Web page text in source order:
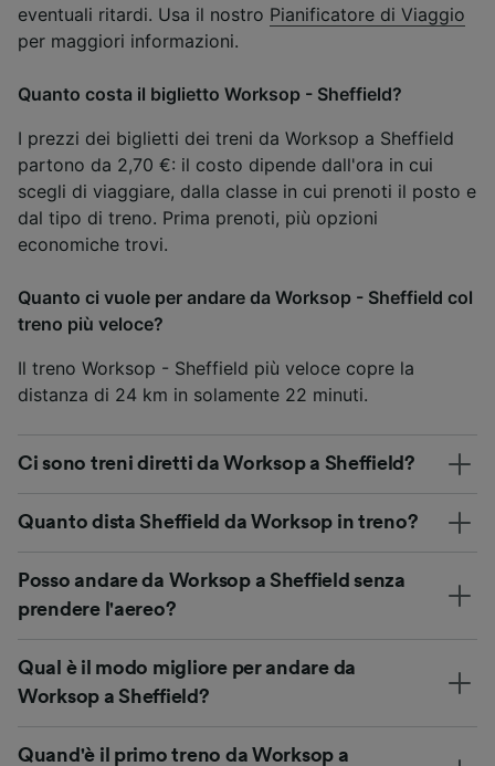
eventuali ritardi. Usa il nostro Pianificatore di Viaggio
per maggiori informazioni.
Quanto costa il biglietto Worksop - Sheffield?
I prezzi dei biglietti dei treni da Worksop a Sheffield
partono da 2,70 €: il costo dipende dall'ora in cui
scegli di viaggiare, dalla classe in cui prenoti il posto e
dal tipo di treno. Prima prenoti, più opzioni
economiche trovi.
Quanto ci vuole per andare da Worksop - Sheffield col
treno più veloce?
Il treno Worksop - Sheffield più veloce copre la
distanza di 24 km in solamente 22 minuti.
Ci sono treni diretti da Worksop a Sheffield?
Quanto dista Sheffield da Worksop in treno?
Posso andare da Worksop a Sheffield senza
prendere l'aereo?
Qual è il modo migliore per andare da
Worksop a Sheffield?
Quand'è il primo treno da Worksop a